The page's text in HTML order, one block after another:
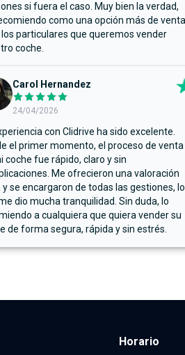
si fuera el caso. Muy bien la verdad,
como una opción más de venta
particulares que queremos vender
coche.
Carol Hernandez
24/04/2026
con Clidrive ha sido excelente.
el primer momento, el proceso de venta
coche fue rápido, claro y sin
Me ofrecieron una valoración
y se encargaron de todas las gestiones, lo
dio mucha tranquilidad. Sin duda, lo
a cualquiera que quiera vender su
de forma segura, rápida y sin estrés.
Horario